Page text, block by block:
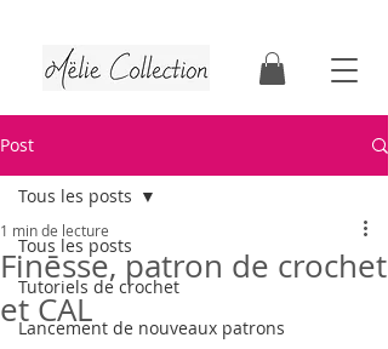
Post
Tous les posts
Tutoriels de crochet
Lancement de nouveaux patrons
Tous les posts
Finēsse, patron de crochet
et CAL
1 min de lecture